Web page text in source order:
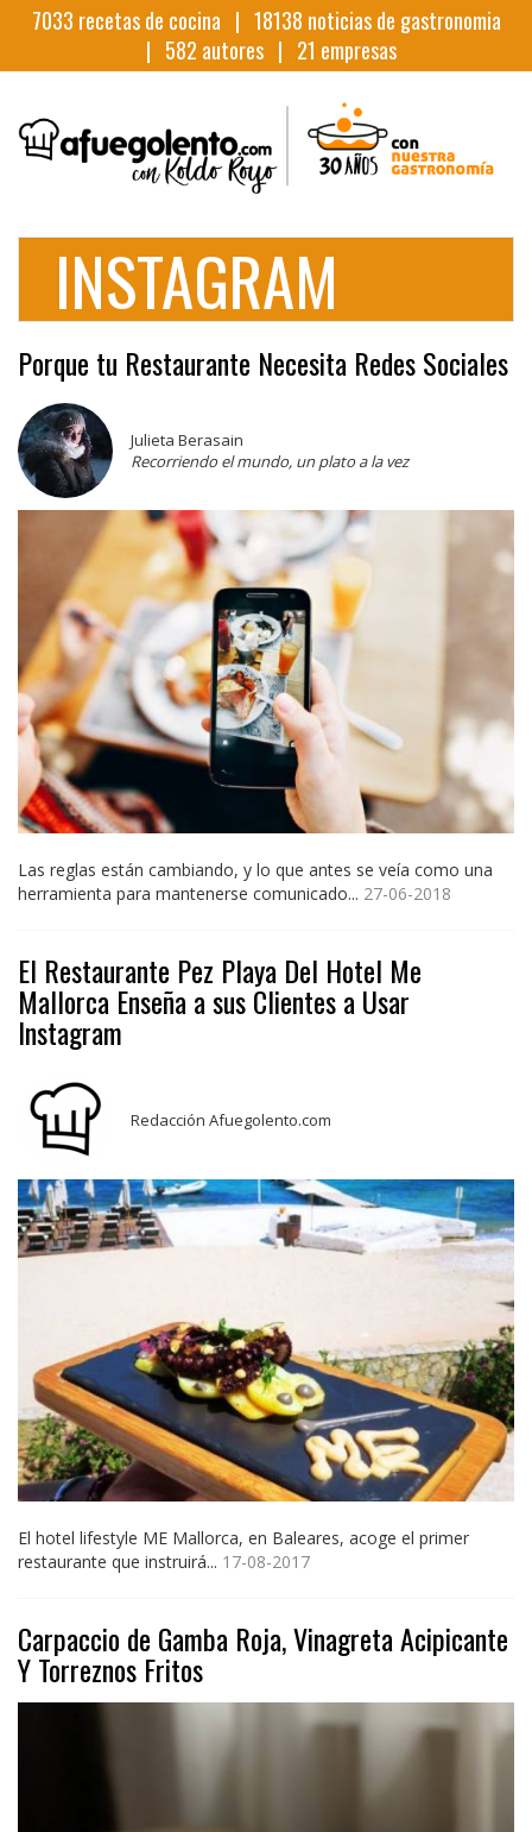
7033 recetas de cocina | 18138 noticias de gastronomia
| 582 autores | 21 empresas
INSTAGRAM
Porque tu Restaurante Necesita Redes Sociales
Julieta Berasain
Recorriendo el mundo, un plato a la vez
Las reglas están cambiando, y lo que antes se veía como una
herramienta para mantenerse comunicado... 27-06-2018
El Restaurante Pez Playa Del Hotel Me
Mallorca Enseña a sus Clientes a Usar
Instagram
Redacción Afuegolento.com
El hotel lifestyle ME Mallorca, en Baleares, acoge el primer
restaurante que instruirá... 17-08-2017
Carpaccio de Gamba Roja, Vinagreta Acipicante
Y Torreznos Fritos